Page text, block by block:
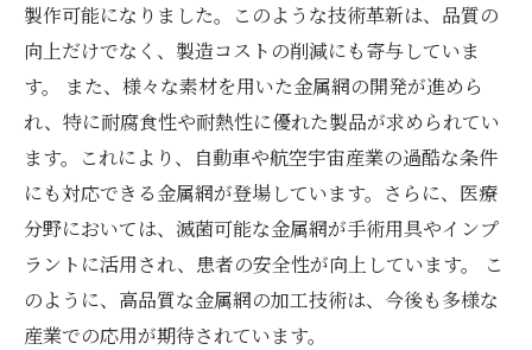
製作可能になりました。このような技術革新は、品質の
向上だけでなく、製造コストの削減にも寄与していま
す。 また、様々な素材を用いた金属網の開発が進めら
れ、特に耐腐食性や耐熱性に優れた製品が求められてい
ます。これにより、自動車や航空宇宙産業の過酷な条件
にも対応できる金属網が登場しています。さらに、医療
分野においては、滅菌可能な金属網が手術用具やインプ
ラントに活用され、患者の安全性が向上しています。 こ
のように、高品質な金属網の加工技術は、今後も多様な
産業での応用が期待されています。